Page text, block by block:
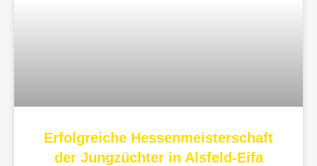
Erfolgreiche Hessenmeisterschaft
der Jungzüchter in Alsfeld-Eifa